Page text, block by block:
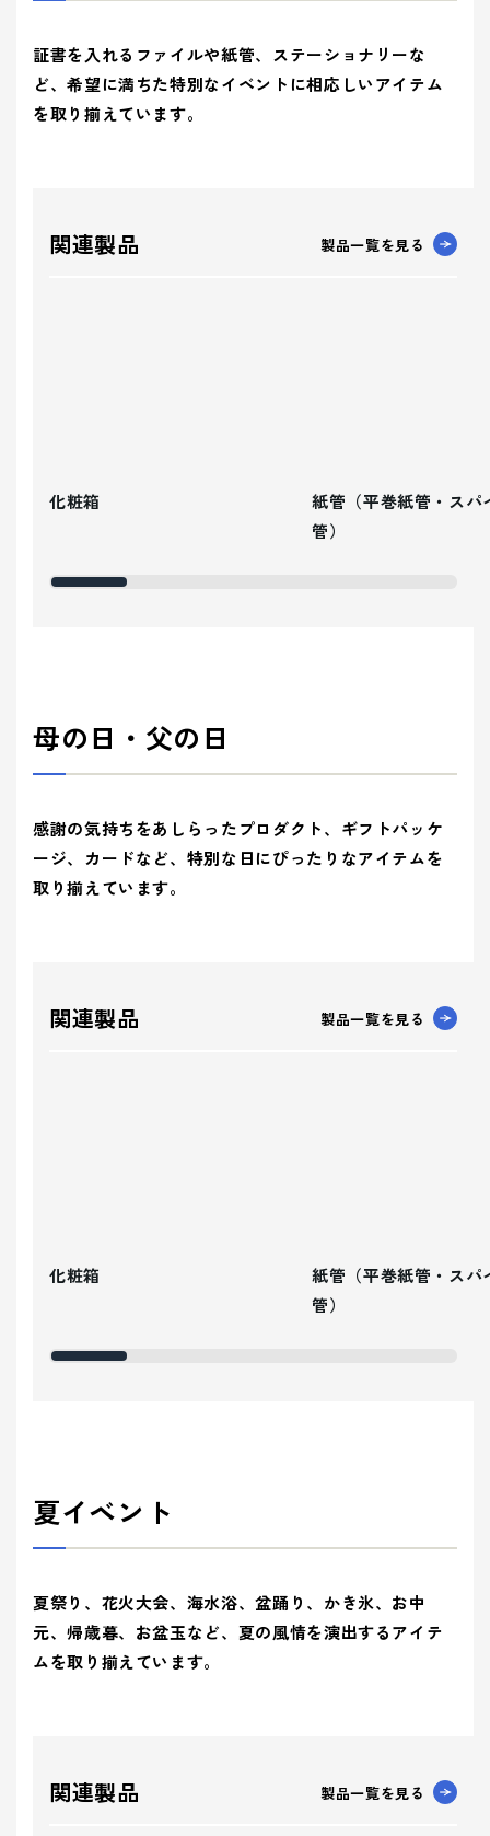
証書を入れるファイルや紙管、ステーショナリーな
ど、希望に満ちた特別なイベントに相応しいアイテム
を取り揃えています。
関連製品 製品一覧を見る
化粧箱
紙管（平巻紙管・スパ
管）
母の日・父の日
感謝の気持ちをあしらったプロダクト、ギフトパッケ
ージ、カードなど、特別な日にぴったりなアイテムを
取り揃えています。
関連製品 製品一覧を見る
化粧箱
紙管（平巻紙管・スパ
管）
夏イベント
夏祭り、花火大会、海水浴、盆踊り、かき氷、お中
元、帰歳暮、お盆玉など、夏の風情を演出するアイテ
ムを取り揃えています。
関連製品 製品一覧を見る